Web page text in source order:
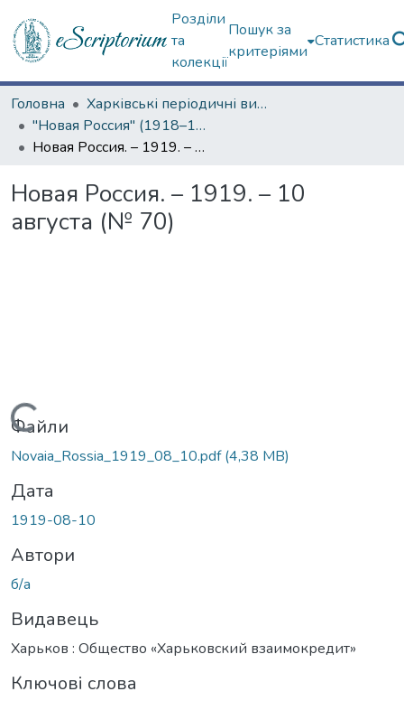
Розділи
та
колекції
Пошук за
критеріями
Статистика
Головна
Харківські періодичні видання
"Новая Россия" (1918–1919 гг.)
Новая Россия. – 1919. – 10 августа (№ 70)
Новая Россия. – 1919. – 10
августа (№ 70)
Вантажиться...
Файли
Novaia_Rossia_1919_08_10.pdf(4,38 MB)
Дата
1919-08-10
Автори
б/а
Видавець
Харьков : Общество «Харьковский взаимокредит»
Ключові слова